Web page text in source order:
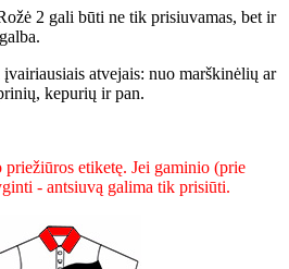
2 gali būti ne tik prisiuvamas, bet ir
atvejais: nuo marškinėlių ar
kepurių ir pan.
etiketę. Jei gaminio (prie
- antsiuvą galima tik prisiūti.